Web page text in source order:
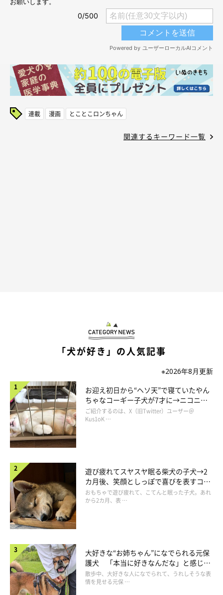
連載 漫画 とことこロンちゃん
関連するキーワード一覧
「犬が好き」の人気記事
※2026年8月更新
お迎え初日から“ヘソ天”で寝ていたやん
ちゃなコーギー子犬が7才に→ニコニ
コ“コーギースマイル”が魅力のコに成
長！
ご紹介するのは、X（旧Twitter）ユーザー＠
Kus1oK …
遊び疲れてスヤスヤ眠る柴犬の子犬→2
カ月後、笑顔としっぽで喜びを表すコに
成長！
おもちゃで遊び疲れて、こてんと眠った子犬。あれ
から2カ月、表 …
大好きな“お姉ちゃん”になでられる元保
護犬 「本当に好きなんだな」と感じる
表情にほっこり
散歩中、大好きな人になでられて、うれしそうな表
情を見せる元保 …